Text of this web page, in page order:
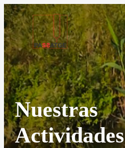
Nuestras
Actividades